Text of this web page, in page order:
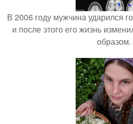
В 2006 году мужчина ударился
и после этого его жизнь
образом.